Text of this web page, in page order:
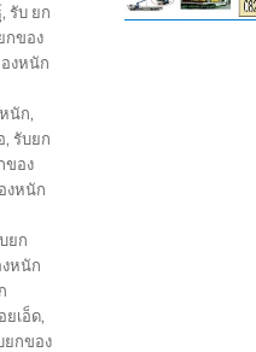
, รับ ยก
กของ
งหนัก
นัก,
, รับยก
ของ
งหนัก
ยก
หนัก
ยเอ็ด,
ยกของ